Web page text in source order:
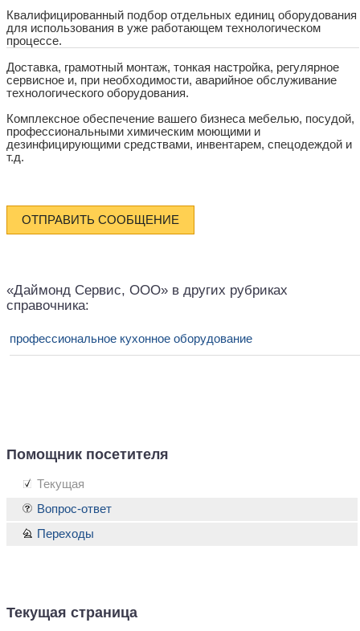
Квалифицированный подбор отдельных единиц оборудования
для использования в уже работающем технологическом
процессе.
Доставка, грамотный монтаж, тонкая настройка, регулярное
сервисное и, при необходимости, аварийное обслуживание
технологического оборудования.
Комплексное обеспечение вашего бизнеса мебелью, посудой,
профессиональными химическим моющими и
дезинфицирующими средствами, инвентарем, спецодеждой и
т.д.
ОТПРАВИТЬ СООБЩЕНИЕ
«Даймонд Сервис, ООО» в других рубриках
справочника:
профессиональное кухонное оборудование
Помощник посетителя
Текущая
Текущая страница
Вопрос-ответ
Переходы